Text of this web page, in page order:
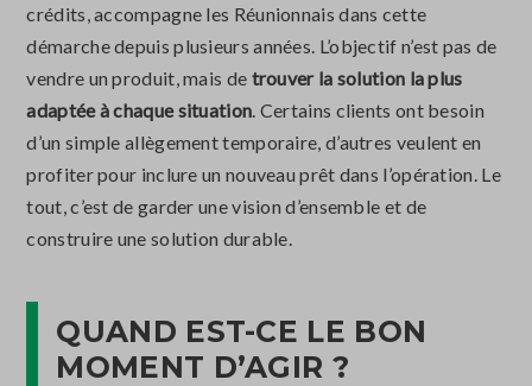
crédits, accompagne les Réunionnais dans cette
démarche depuis plusieurs années. L’objectif n’est pas de
vendre un produit, mais de trouver la solution la plus
adaptée à chaque situation. Certains clients ont besoin
d’un simple allègement temporaire, d’autres veulent en
profiter pour inclure un nouveau prêt dans l’opération. Le
tout, c’est de garder une vision d’ensemble et de
construire une solution durable.
QUAND EST-CE LE BON
MOMENT D’AGIR ?